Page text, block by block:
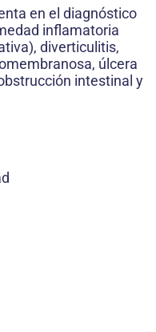
en el diagnóstico
inflamatoria
diverticulitis,
úlcera
intestinal y